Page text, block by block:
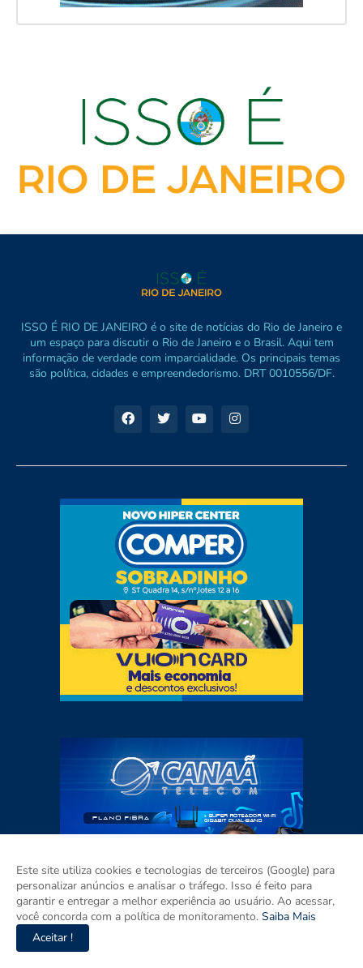
ISSO É RIO DE JANEIRO é o site de notícias do Rio de Janeiro e
um espaço para discutir o Rio de Janeiro e o Brasil. Aqui tem
informação de verdade com imparcialidade. Os principais temas
são política, cidades e empreendedorismo. DRT 0010556/DF.
Este site utiliza cookies e tecnologias de terceiros (Google) para
personalizar anúncios e analisar o tráfego. Isso é feito para
garantir e entregar a melhor experiência ao usuário. Ao acessar,
você concorda com a política de monitoramento. Saiba Mais
Aceitar !